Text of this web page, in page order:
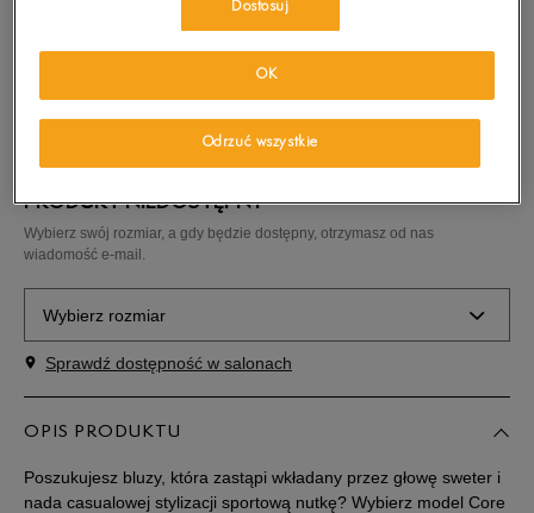
TIMBERLAND BLUZA CORE TREE LOGO CREW
SWEAT
PRODUKT NIEDOSTĘPNY
Wybierz swój rozmiar, a gdy będzie dostępny, otrzymasz od nas
wiadomość e-mail.
Wybierz rozmiar
Powiadom o
dostępności
Sprawdź dostępność w salonach
OPIS PRODUKTU
Poszukujesz bluzy, która zastąpi wkładany przez głowę sweter i
nada casualowej stylizacji sportową nutkę? Wybierz model Core
Dostosuj
Odrzuć wszystkie
OK